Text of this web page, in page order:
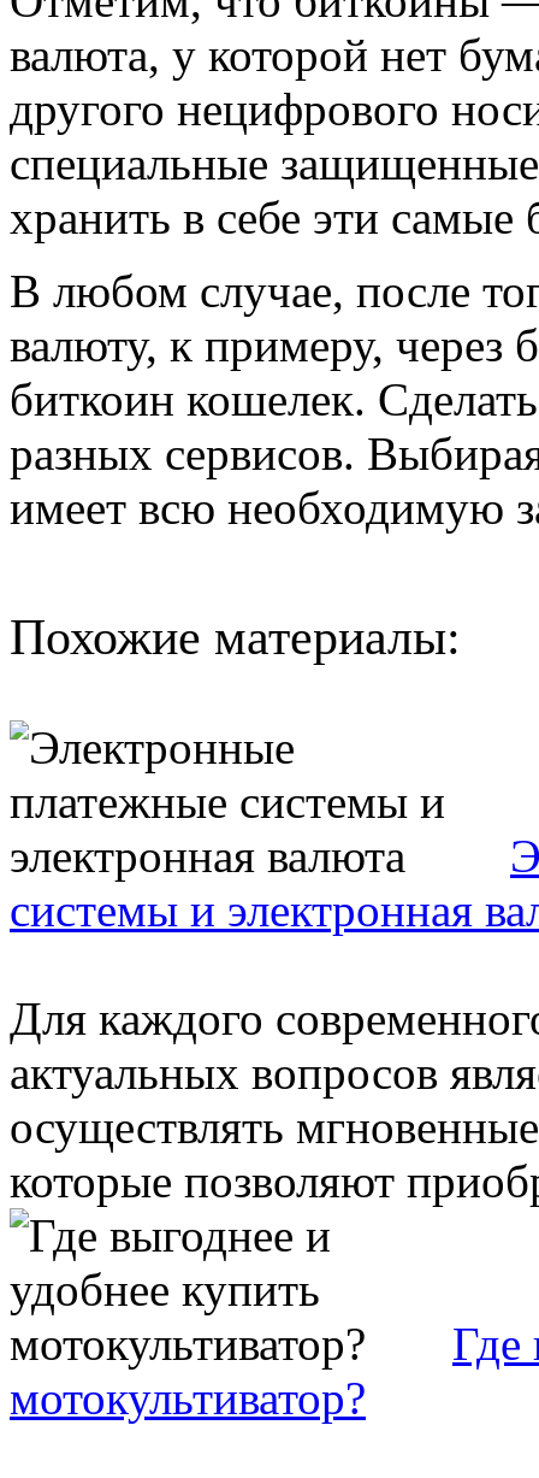
валюта, у которой нет
другого нецифрового
специальные
хранить в себе эти самые
В любом случае, после
валюту, к примеру, через
биткоин кошелек.
разных сервисов.
имеет всю необходимую
Похожие материалы:
системы и электронная
Для каждого
актуальных вопросов
осуществлять
которые позволяют
Где
мотокультиватор?